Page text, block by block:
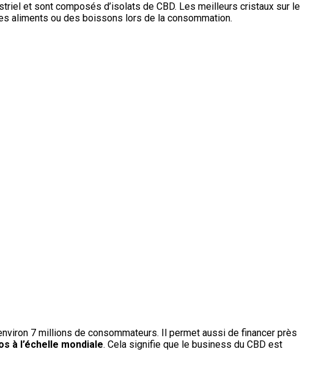
et sont composés d’isolats de CBD. Les meilleurs cristaux sur le
aliments ou des boissons lors de la consommation.
7 millions de consommateurs. Il permet aussi de financer près
à l’échelle mondiale. Cela signifie que le business du CBD est